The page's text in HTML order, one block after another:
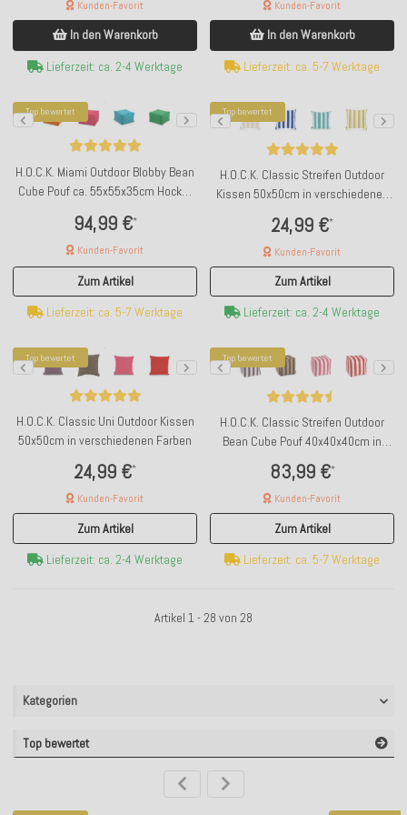
Kunden-Favorit
In den Warenkorb
Lieferzeit: ca. 2-4 Werktage
Kunden-Favorit
In den Warenkorb
Lieferzeit: ca. 5-7 Werktage
Top bewertet
H.O.C.K. Miami Outdoor Blobby Bean
Cube Pouf ca. 55x55x35cm Hocker
94,99 €*
Kunden-Favorit
Zum Artikel
Lieferzeit: ca. 5-7 Werktage
Top bewertet
H.O.C.K. Classic Streifen Outdoor
Kissen 50x50cm in verschiedenen
24,99 €*
Kunden-Favorit
Zum Artikel
Lieferzeit: ca. 2-4 Werktage
Top bewertet
H.O.C.K. Classic Uni Outdoor Kissen
50x50cm in verschiedenen Farben
24,99 €*
Kunden-Favorit
Zum Artikel
Lieferzeit: ca. 2-4 Werktage
Top bewertet
H.O.C.K. Classic Streifen Outdoor
Bean Cube Pouf 40x40x40cm in
83,99 €*
Kunden-Favorit
Zum Artikel
Lieferzeit: ca. 5-7 Werktage
Artikel 1 - 28 von 28
Kategorien
Top bewertet